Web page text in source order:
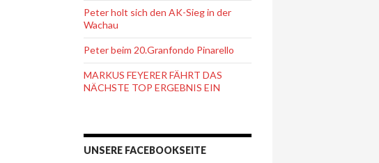
Peter holt sich den AK-Sieg in der
Wachau
Peter beim 20.Granfondo Pinarello
MARKUS FEYERER FÄHRT DAS
NÄCHSTE TOP ERGEBNIS EIN
UNSERE FACEBOOKSEITE